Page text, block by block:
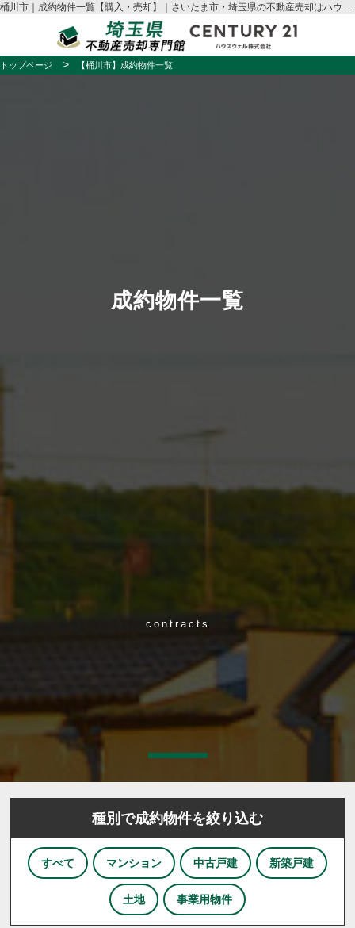
桶川市｜成約物件一覧【購入・売却】｜さいたま市・埼玉県の不動産売却はハウスウェル
トップページ 【桶川市】成約物件一覧
成約物件一覧
contracts
種別で成約物件を絞り込む
すべて マンション 中古戸建 新築戸建
土地 事業用物件